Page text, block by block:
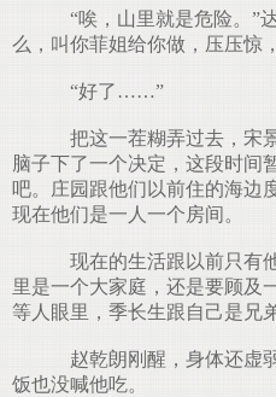
“唉，山里就是危险。”
么，叫你菲姐给你做，压压
“好了……”
把这一茬糊弄过去，宋
脑子下了一个决定，这段时间
吧。庄园跟他们以前住的海边
现在他们是一人一个房间。
现在的生活跟以前只有
里是一个大家庭，还是要顾及
等人眼里，季长生跟自己是兄弟
赵乾朗刚醒，身体还虚
饭也没喊他吃。